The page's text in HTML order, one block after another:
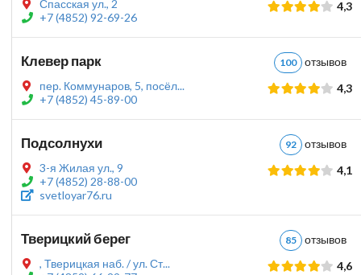
Спасская ул., 2
+7 (4852) 92-69-26
4,3
Клевер парк 100
пер. Коммунаров, 5, посёл...
+7 (4852) 45-89-00
4,3
Подсолнухи 92
3-я Жилая ул., 9
+7 (4852) 28-88-00
svetloyar76.ru
4,1
Тверицкий берег 85
, Тверицкая наб. / ул. Ст...
4,6